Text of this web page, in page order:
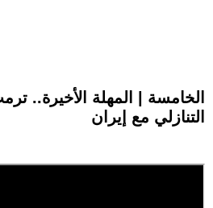
الخامسة | المهلة الأخيرة..
التنازلي مع إيران